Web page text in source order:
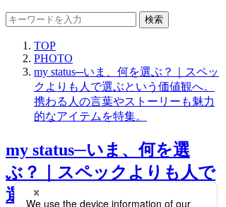
検索
TOP
PHOTO
my status─いま、何を選ぶ？｜スペッ
クよりも人で選ぶという価値観へ。
携わる人の言葉やストーリーも魅力
的なアイテムを特集。
my status─いま、何を選
ぶ？｜スペックよりも人で
選ぶという価値観へ。携わ